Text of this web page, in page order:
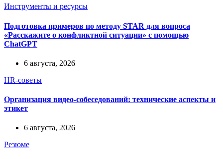
Инструменты и ресурсы
Подготовка примеров по методу STAR для вопроса
«Расскажите о конфликтной ситуации» с помощью
ChatGPT
6 августа, 2026
HR-советы
Организация видео-собеседований: технические аспекты и
этикет
6 августа, 2026
Резюме